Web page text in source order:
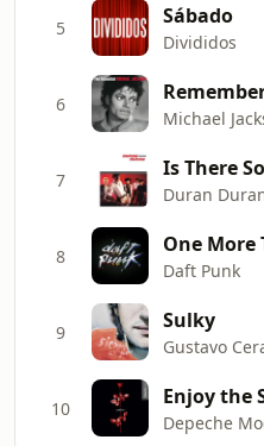
5 Sábado
Divididos
6
Michael
7
Duran
8 One More
Daft Punk
9 Sulky
Gustavo
10 Enjoy the
Depeche